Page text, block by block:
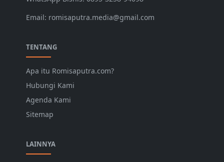
Email: romisaputra.media@gmail.com
TENTANG
Apa itu Romisaputra.com?
Hubungi Kami
Agenda Kami
Sitemap
LAINNYA